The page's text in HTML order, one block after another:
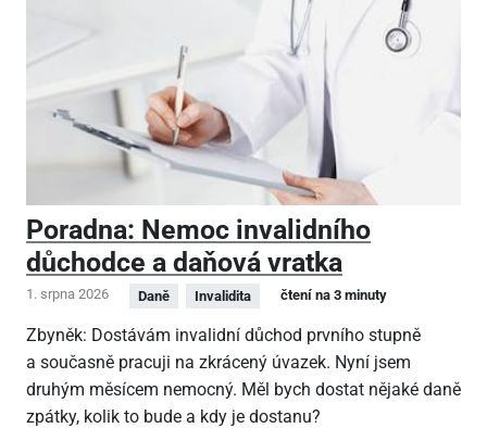
Poradna: Nemoc invalidního
důchodce a daňová vratka
1. srpna 2026 Daně Invalidita čtení na 3 minuty
Zbyněk: Dostávám invalidní důchod prvního stupně
a současně pracuji na zkrácený úvazek. Nyní jsem
druhým měsícem nemocný. Měl bych dostat nějaké daně
zpátky, kolik to bude a kdy je dostanu?